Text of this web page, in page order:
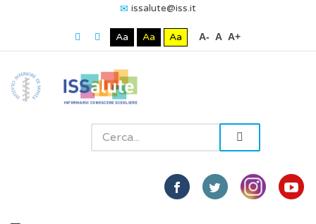
issalute@iss.it
Aa Aa Aa A- A A+